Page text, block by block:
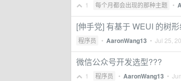
1 每个月都会出现的那种主题 •
[伸手党] 有基于 WEUI 的树形
程序员 • AaronWang13 • Jul 25,
微信公众号开发选型???
1 程序员 • AaronWang13 •